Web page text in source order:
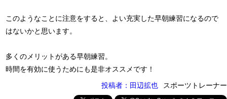
このようなことに注意をすると、よい充実した早朝練習になるので
はないかと思います。
多くのメリットがある早朝練習。
時間を有効に使うためにも是非オススメです！
投稿者：田辺拡也
スポーツトレーナー